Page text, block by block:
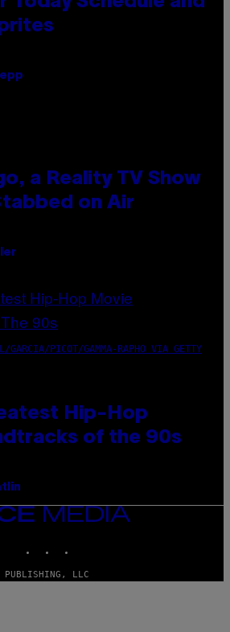
a Reality TV Show
on Air
GARCIA/PICOT/GAMMA-RAPHO VIA GETTY
Hip-Hop
of the 90s
LLC